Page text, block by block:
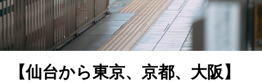
【仙台から東京、京都、大阪】